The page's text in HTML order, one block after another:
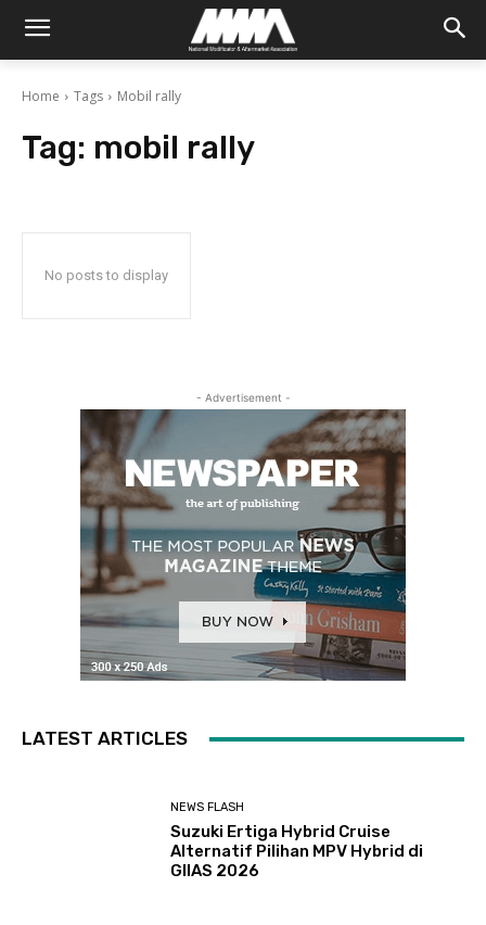
Home Tags Mobil rally
Tag: mobil rally
No posts to display
- Advertisement -
LATEST ARTICLES
NEWS FLASH
Suzuki Ertiga Hybrid Cruise
Alternatif Pilihan MPV Hybrid di
GIIAS 2026